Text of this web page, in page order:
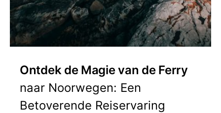
Ontdek de Magie van de Ferry
naar Noorwegen: Een
Betoverende Reiservaring